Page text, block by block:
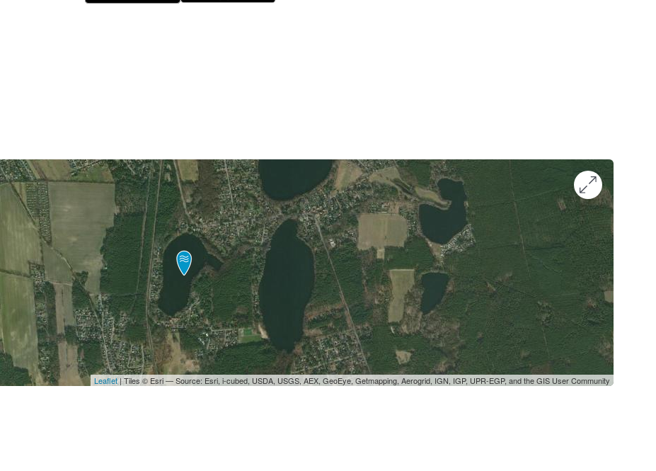
Leaflet| Tiles © Esri — Source: Esri, i-cubed, USDA, USGS, AEX, GeoEye, Getmapping, Aerogrid, IGN, IGP, UPR-EGP, and the GIS User Community